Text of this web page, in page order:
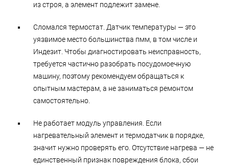
из строя, а элемент подлежит замене.
Сломался термостат. Датчик температуры — это
уязвимое место большинства пмм, в том числе и
Индезит. Чтобы диагностировать неисправность,
требуется частично разобрать посудомоечную
машину, поэтому рекомендуем обращаться к
опытным мастерам, а не заниматься ремонтом
самостоятельно.
Не работает модуль управления. Если
нагревательный элемент и термодатчик в порядке,
значит нужно проверять его. Отсутствие нагрева — не
единственный признак повреждения блока, сбои